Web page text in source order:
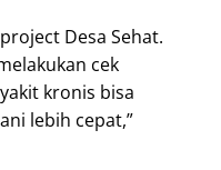
Desa Sehat.
cek
kronis bisa
lebih cepat,”